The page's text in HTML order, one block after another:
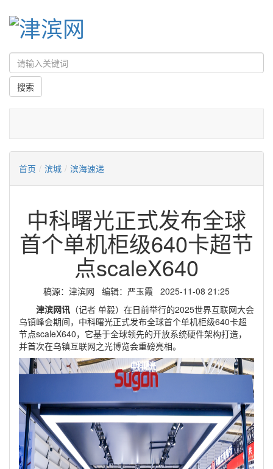
首页 / 滨城 / 滨海速递
中科曙光正式发布全球
首个单机柜级640卡超节
点scaleX640
稿源：津滨网 编辑：严玉霞 2025-11-08 21:25
津滨网讯 （记者 单毅）在日前举行的2025世界互联网大会
乌镇峰会期间，中科曙光正式发布全球首个单机柜级640卡超
节点scaleX640，它基于全球领先的开放系统硬件架构打造，
并首次在乌镇互联网之光博览会重磅亮相。